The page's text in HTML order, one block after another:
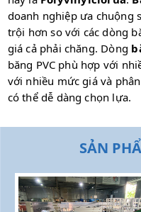
doanh nghiệp ưa chuộng
trội hơn so với các dòng
giá cả phải chăng. Dòng
băng PVC phù hợp với
với nhiều mức giá và
có thể dễ dàng chọn lựa.
SẢN